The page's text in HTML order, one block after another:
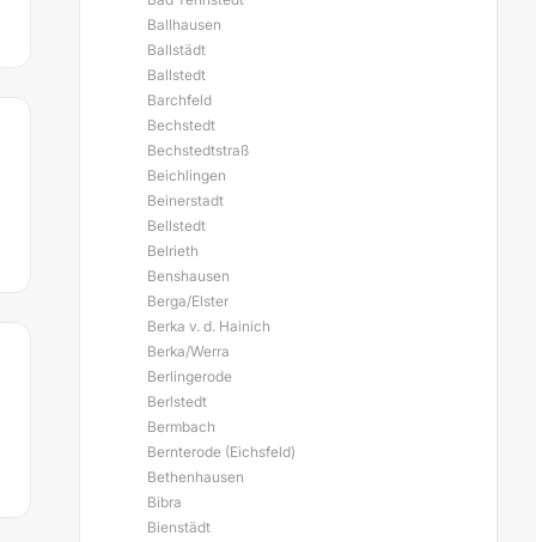
Ballhausen
Ballstädt
Ballstedt
Barchfeld
Bechstedt
Bechstedtstraß
Beichlingen
Beinerstadt
Bellstedt
Belrieth
Benshausen
Berga/Elster
Berka v. d. Hainich
Berka/Werra
Berlingerode
Berlstedt
Bermbach
Bernterode (Eichsfeld)
Bethenhausen
Bibra
Bienstädt